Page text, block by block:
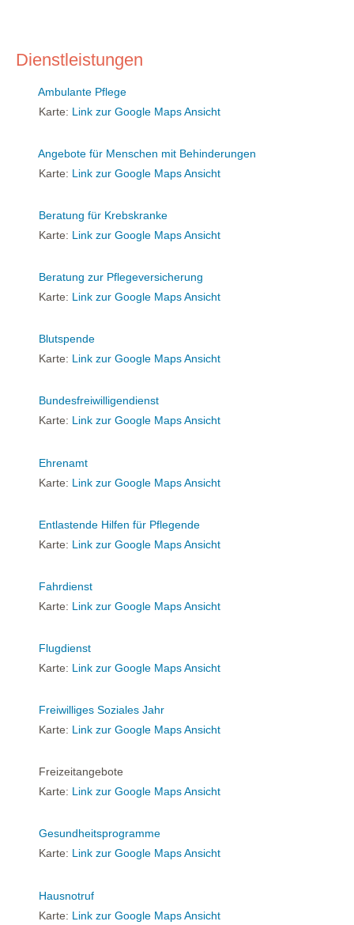
Dienstleistungen
Ambulante Pflege
Karte: Link zur Google Maps Ansicht
Angebote für Menschen mit Behinderungen
Karte: Link zur Google Maps Ansicht
Beratung für Krebskranke
Karte: Link zur Google Maps Ansicht
Beratung zur Pflegeversicherung
Karte: Link zur Google Maps Ansicht
Blutspende
Karte: Link zur Google Maps Ansicht
Bundesfreiwilligendienst
Karte: Link zur Google Maps Ansicht
Ehrenamt
Karte: Link zur Google Maps Ansicht
Entlastende Hilfen für Pflegende
Karte: Link zur Google Maps Ansicht
Fahrdienst
Karte: Link zur Google Maps Ansicht
Flugdienst
Karte: Link zur Google Maps Ansicht
Freiwilliges Soziales Jahr
Karte: Link zur Google Maps Ansicht
Freizeitangebote
Karte: Link zur Google Maps Ansicht
Gesundheitsprogramme
Karte: Link zur Google Maps Ansicht
Hausnotruf
Karte: Link zur Google Maps Ansicht